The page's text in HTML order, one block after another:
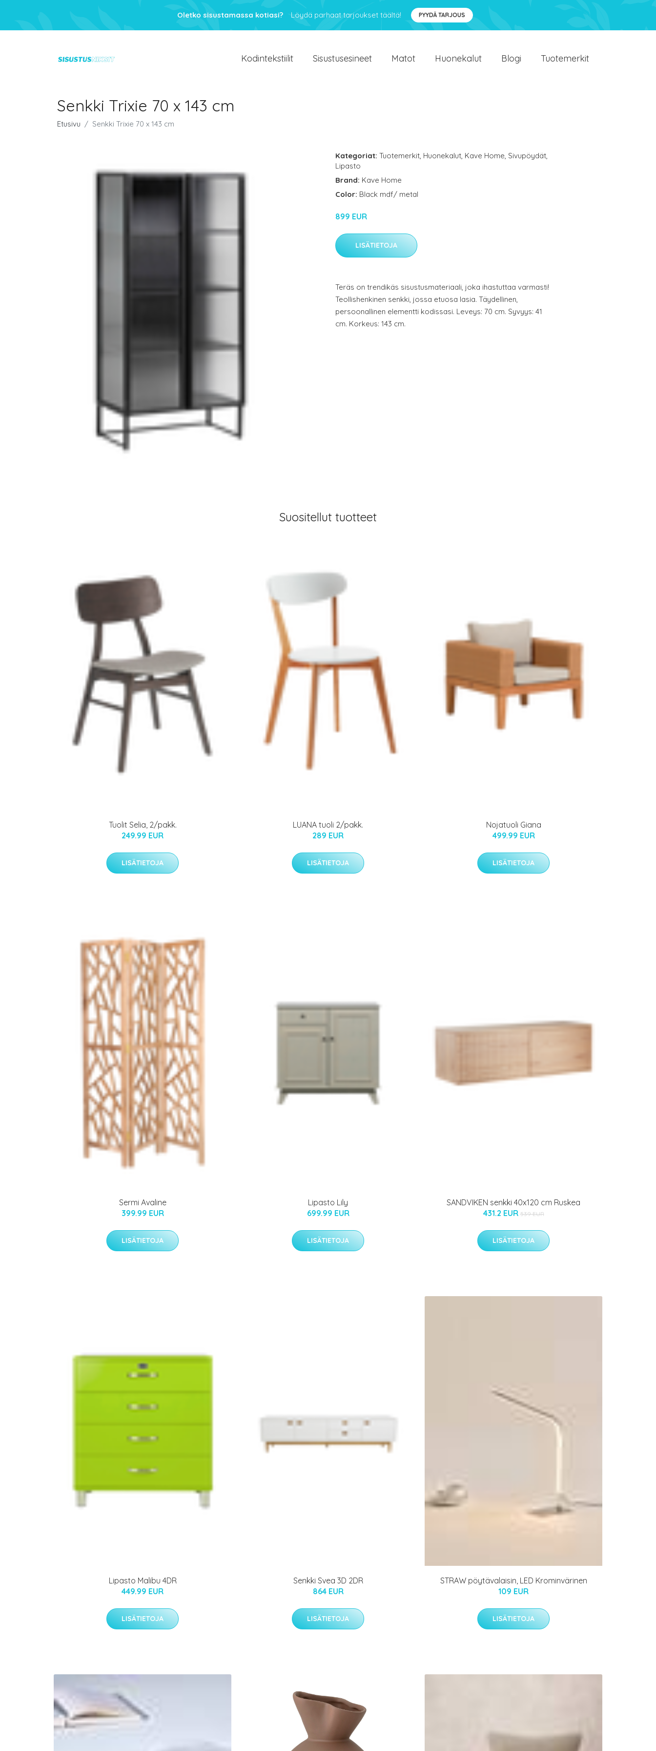
Oletko sisustamassa kotiasi? Löydä parhaat tarjoukset täältä! PYYDÄ TARJOUS
Kodintekstiilit Sisustusesineet Matot Huonekalut Blogi Tuotemerkit
Senkki Trixie 70 x 143 cm
Etusivu Senkki Trixie 70 x 143 cm
Kategoriat: Tuotemerkit, Huonekalut, Kave Home, Sivupöydät,
Lipasto
Brand: Kave Home
Color: Black mdf/ metal
899 EUR
LISÄTIETOJA
Teräs on trendikäs sisustusmateriaali, joka ihastuttaa varmasti!
Teollishenkinen senkki, jossa etuosa lasia. Täydellinen,
persoonallinen elementti kodissasi. Leveys: 70 cm. Syvyys: 41
cm. Korkeus: 143 cm.
Suositellut tuotteet
Tuolit Selia, 2/pakk.
249.99 EUR
LISÄTIETOJA
LUANA tuoli 2/pakk.
289 EUR
LISÄTIETOJA
Nojatuoli Giana
499.99 EUR
LISÄTIETOJA
Sermi Avaline
399.99 EUR
LISÄTIETOJA
Lipasto Lily
699.99 EUR
LISÄTIETOJA
SANDVIKEN senkki 40x120 cm Ruskea
431.2 EUR 539 EUR
LISÄTIETOJA
Lipasto Malibu 4DR
449.99 EUR
LISÄTIETOJA
Senkki Svea 3D 2DR
864 EUR
LISÄTIETOJA
STRAW pöytävalaisin, LED Krominvärinen
109 EUR
LISÄTIETOJA